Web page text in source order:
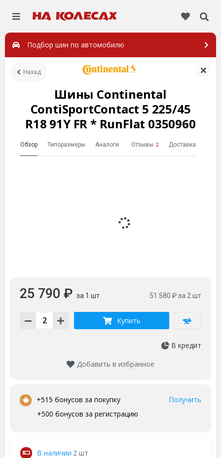
Подбор шин по автомобилю
Назад
Шины Continental
ContiSportContact 5 225/45
R18 91Y FR * RunFlat 0350960
Обзор Типоразмеры Аналоги Отзывы 2 Доставка
25 790 ₽ за 1 шт 51 580 ₽за 2 шт
Купить
В кредит
Добавить в избранное
•
+515 бонусов за покупку
Получить
+500 бонусов за регистрацию
В наличии 2 шт